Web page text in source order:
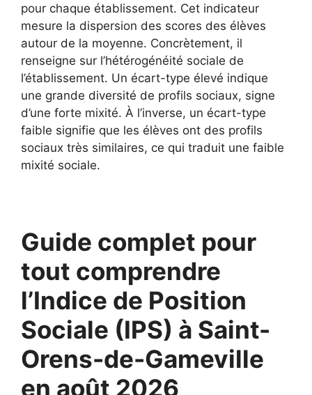
pour chaque établissement. Cet indicateur
mesure la dispersion des scores des élèves
autour de la moyenne. Concrètement, il
renseigne sur l’hétérogénéité sociale de
l’établissement. Un écart-type élevé indique
une grande diversité de profils sociaux, signe
d’une forte mixité. À l’inverse, un écart-type
faible signifie que les élèves ont des profils
sociaux très similaires, ce qui traduit une faible
mixité sociale.
Guide complet pour
tout comprendre
l’Indice de Position
Sociale (IPS) à Saint-
Orens-de-Gameville
en août 2026